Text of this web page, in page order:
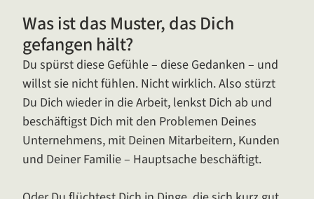
Was ist das Muster, das Dich
gefangen hält?
Du spürst diese Gefühle – diese Gedanken – und
willst sie nicht fühlen. Nicht wirklich. Also stürzt
Du Dich wieder in die Arbeit, lenkst Dich ab und
beschäftigst Dich mit den Problemen Deines
Unternehmens, mit Deinen Mitarbeitern, Kunden
und Deiner Familie – Hauptsache beschäftigt.